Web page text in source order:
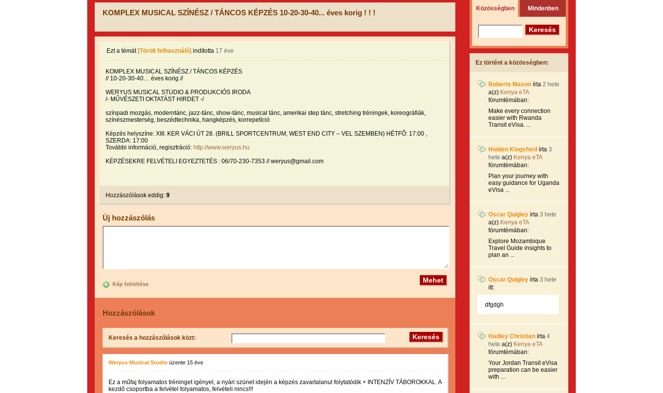
KOMPLEX MUSICAL SZÍNÉSZ / TÁNCOS KÉPZÉS 10-20-30-40... éves korig ! ! !
Ezt a témát [Törölt felhasználó] indította 17 éve
KOMPLEX MUSICAL SZÍNÉSZ / TÁNCOS KÉPZÉS
// 10-20-30-40… éves korig //
WERYUS MUSICAL STUDIO & PRODUKCIÓS IRODA
/- MŰVÉSZETI OKTATÁST HIRDET -/
színpadi mozgás, moderntánc, jazz-tánc, show-tánc, musical tánc, amerikai step tánc, stretching tréningek, koreográfiák,
színészmesterség, beszédtechnika, hangképzés, korrepetíció
Képzés helyszíne: XIII. KER VÁCI ÚT 28. (BRILL SPORTCENTRUM, WEST END CITY – VEL SZEMBEN) HÉTFŐ: 17:00 ,
SZERDA: 17:00
További információ, regisztráció: http://www.weryus.hu
KÉPZÉSEKRE FELVÉTELI EGYEZTETÉS : 06/70-230-7353 // weryus@gmail.com
Hozzászólások eddig: 9
Új hozzászólás
Kép feltöltése
Hozzászólások
Keresés a hozzászólások közt:
Weryus Musical Studio üzente 15 éve
Ez a műfaj folyamatos tréninget igényel, a nyári szünet idején a képzés zavartalanul folytatódik + INTENZÍV TÁBOROKKAL. A
kezdő csoportba a felvétel folyamatos, felvételi nincs!!!
Közösségben Mindenben
Ez történt a közösségben:
Roberts Mason írta 2 hete
a(z) Kenya eTA
fórumtémában:
Make every connection
easier with Rwanda
Transit eVisa. ...
Holden Kingsford írta 3
hete a(z) Kenya eTA
fórumtémában:
Plan your journey with
easy guidance for Uganda
eVisa ...
Oscar Quigley írta 3 hete
a(z) Kenya eTA
fórumtémában:
Explore Mozambique
Travel Guide insights to
plan an ...
Oscar Quigley írta 3 hete
itt:
dfgdgh
Hadley Christian írta 4
hete a(z) Kenya eTA
fórumtémában:
Your Jordan Transit eVisa
preparation can be easier
with ...